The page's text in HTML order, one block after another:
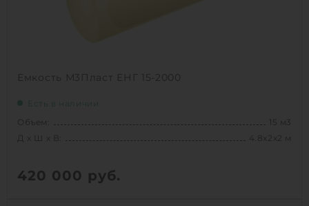
Емкость М3Пласт ЕНГ 15-2000
Есть в наличии
Объем:
15 м3
Д х Ш х В:
4.8х2х2 м
420 000 руб.